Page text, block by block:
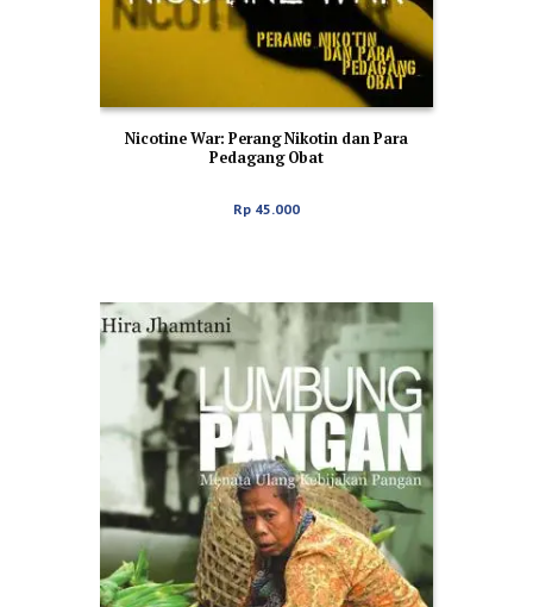
Nicotine War: Perang Nikotin dan Para
Pedagang Obat
Rp 45.000